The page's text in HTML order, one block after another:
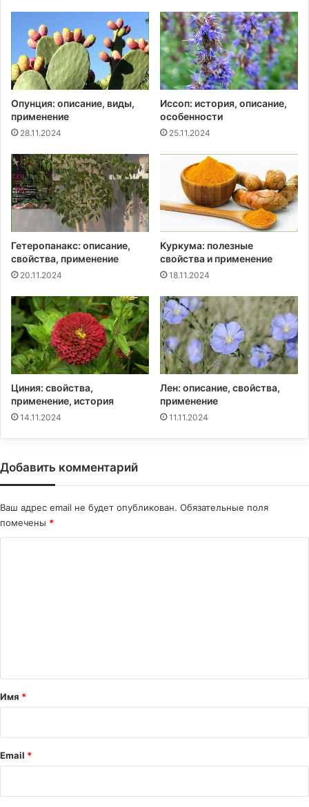
Опунция: описание, виды,
применение
28.11.2024
Иссоп: история, описание,
особенности
25.11.2024
Гетеропанакс: описание,
свойства, применение
20.11.2024
Куркума: полезные
свойства и применение
18.11.2024
Циния: свойства,
применение, история
14.11.2024
Лен: описание, свойства,
применение
11.11.2024
Добавить комментарий
Ваш адрес email не будет опубликован. Обязательные поля
помечены *
а
й
Имя *
Email *